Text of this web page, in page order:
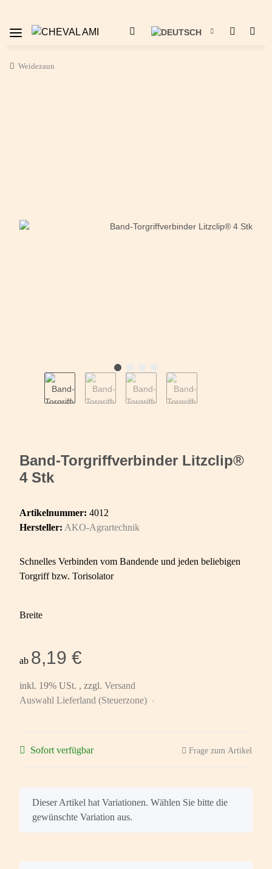
Weidezaun
Band-Torgriffverbinder Litzclip®
4 Stk
Artikelnummer: 4012
Hersteller: AKO-Agrartechnik
Schnelles Verbinden vom Bandende und jeden beliebigen
Torgriff bzw. Torisolator
Breite
ab 8,19 €
inkl. 19% USt. , zzgl. Versand
Auswahl Lieferland (Steuerzone)
Sofort verfügbar Frage zum Artikel
x
Dieser Artikel hat Variationen. Wählen Sie bitte die
gewünschte Variation aus.